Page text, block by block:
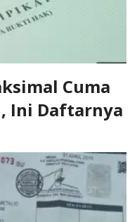
Cuma
Ini Daftarnya